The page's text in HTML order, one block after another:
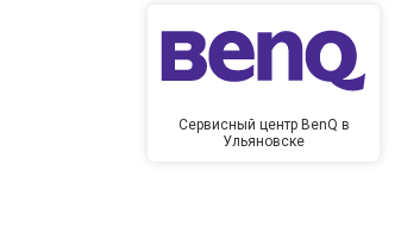
Сервисный центр BenQ в
Ульяновске